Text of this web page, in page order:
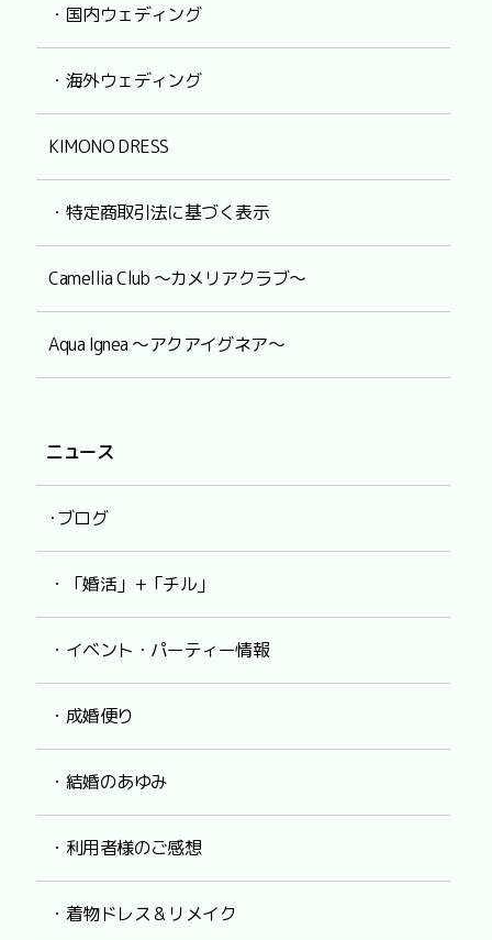
・国内ウェディング
・海外ウェディング
KIMONO DRESS
・特定商取引法に基づく表示
Camellia Club ～カメリアクラブ～
Aqua Ignea ～アクアイグネア～
ニュース
･ブログ
・「婚活」+「チル」
・イベント・パーティー情報
・成婚便り
・結婚のあゆみ
・利用者様のご感想
・着物ドレス & リメイク